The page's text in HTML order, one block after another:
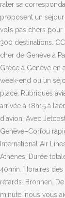
rater sa
proposent un
vols pas chers pour
300 destinations.
cher de Genève à
Grèce à Genève en
week-end ou un
place. Rubriques
arrivée à 18h15 à
d'avion. Avec
Genève–Corfou
International Air
Athènes, Durée
40min. Horaires
retards. Bronnen.
minute, nous vous